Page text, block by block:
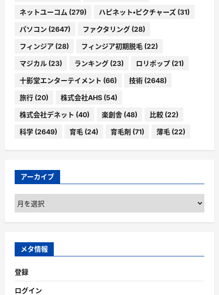
ネットユーコム (279) ハピネット・ピクチャーズ (31)
パソコン (2647) ファクタリング (28)
フィンジア (28) フィンジア初期脱毛 (22)
マジカル (23) ランキング (23) ロリポップ (21)
十影堂エンターテイメント (66) 技術 (2648)
旅行 (20) 株式会社AHS (54)
株式会社デネット (40) 楽創舎 (48) 比較 (22)
科学 (2649) 育毛 (24) 育毛剤 (71) 薄毛 (22)
アーカイブ
ア
ー
カ
ブ
メタ情報
登録
ログイン